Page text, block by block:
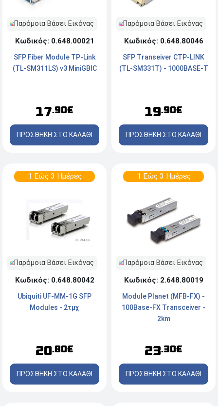
Παρόμοια Βάσει Εικόνας
Κωδικός: 0.648.00021
SFP Fiber Module TP-Link
(TL-SM311LS) v3 MiniGBIC
17.90€
ΠΡΟΣΘΗΚΗ ΣΤΟ ΚΑΛΑΘΙ
Παρόμοια Βάσει Εικόνας
Κωδικός: 0.648.80046
SFP Transeiver CTP-LINK
(TL-SM331T) - 1000BASE-T
19.90€
ΠΡΟΣΘΗΚΗ ΣΤΟ ΚΑΛΑΘΙ
1 Εώς 3 Ημέρες
Παρόμοια Βάσει Εικόνας
Κωδικός: 0.648.80042
Ubiquiti UF-MM-1G SFP
Modules - 2τμχ
20.80€
ΠΡΟΣΘΗΚΗ ΣΤΟ ΚΑΛΑΘΙ
1 Εώς 3 Ημέρες
Παρόμοια Βάσει Εικόνας
Κωδικός: 2.648.80019
Module Planet (MFB-FX) -
100Base-FX Transceiver -
2km
23.30€
ΠΡΟΣΘΗΚΗ ΣΤΟ ΚΑΛΑΘΙ